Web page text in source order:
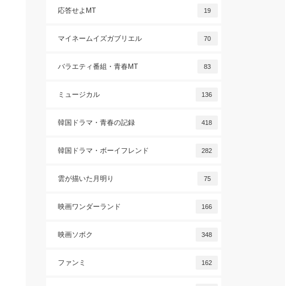
応答せよMT 19
マイネームイズガブリエル 70
バラエティ番組・青春MT 83
ミュージカル 136
韓国ドラマ・青春の記録 418
韓国ドラマ・ボーイフレンド 282
雲が描いた月明り 75
映画ワンダーランド 166
映画ソボク 348
ファンミ 162